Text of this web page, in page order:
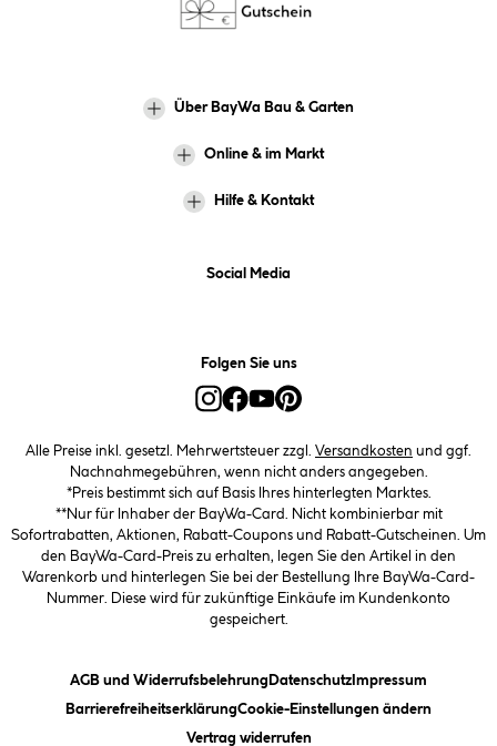
Über BayWa Bau & Garten
Online & im Markt
Hilfe & Kontakt
Social Media
Folgen Sie uns
Alle Preise inkl. gesetzl. Mehrwertsteuer zzgl. Versandkosten und ggf.
Nachnahmegebühren, wenn nicht anders angegeben.
*Preis bestimmt sich auf Basis Ihres hinterlegten Marktes.
**Nur für Inhaber der BayWa-Card. Nicht kombinierbar mit
Sofortrabatten, Aktionen, Rabatt-Coupons und Rabatt-Gutscheinen. Um
den BayWa-Card-Preis zu erhalten, legen Sie den Artikel in den
Warenkorb und hinterlegen Sie bei der Bestellung Ihre BayWa-Card-
Nummer. Diese wird für zukünftige Einkäufe im Kundenkonto
gespeichert.
AGB und Widerrufsbelehrung (öffnet ein Dialogfeld)
Datenschutz(öffnet ein Dialogfeld)
Impressum
Barrierefreiheitserklärung(öffnet ein Dialogfeld)
Cookie-Einstellungen ändern(öffnet
Vertrag widerrufen